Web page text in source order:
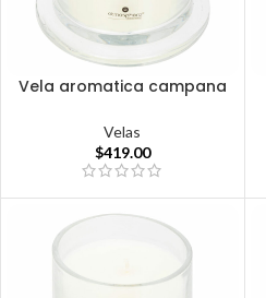
Vela aromatica campana
Velas
$419.00